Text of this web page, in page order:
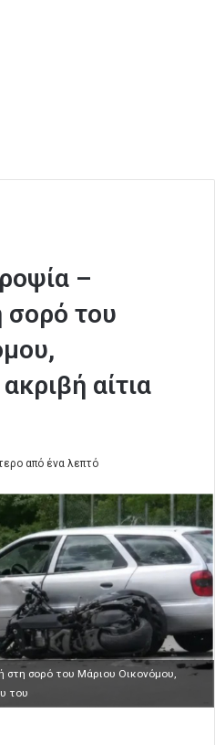
–
σορό του
αίτια
από ένα λεπτό
στη σορό του Μάριου Οικονόμου,
του